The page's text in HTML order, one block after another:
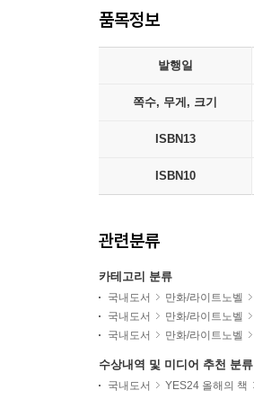
품목정보
발행일
쪽수, 무게, 크기
ISBN13
ISBN10
관련분류
카테고리 분류
국내도서 만화/라이트노벨
국내도서
만화/라이트노벨
국내도서
만화/라이트노벨
수상내역 및 미디어 추천 분류
국내도서 YES24 올해의 책